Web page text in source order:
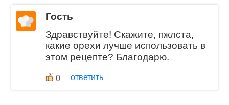
Гость
Здравствуйте! Скажите, пжлста,
какие орехи лучше использовать в
этом рецепте? Благодарю.
0 ответить